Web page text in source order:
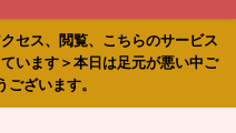
セス、閲覧、こちらのサービス
います＞本日は足元が悪い中ご
ございます。